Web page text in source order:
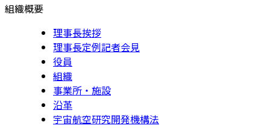
組織概要
理事長挨拶
理事長定例記者会見
役員
組織
事業所・施設
沿革
宇宙航空研究開発機構法